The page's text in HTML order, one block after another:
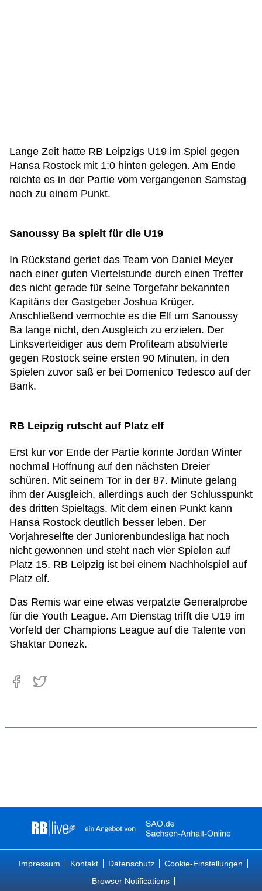
Lange Zeit hatte RB Leipzigs U19 im Spiel gegen
Hansa Rostock mit 1:0 hinten gelegen. Am Ende
reichte es in der Partie vom vergangenen Samstag
noch zu einem Punkt.
Sanoussy Ba spielt für die U19
In Rückstand geriet das Team von Daniel Meyer
nach einer guten Viertelstunde durch einen Treffer
des nicht gerade für seine Torgefahr bekannten
Kapitäns der Gastgeber Joshua Krüger.
Anschließend vermochte es die Elf um Sanoussy
Ba lange nicht, den Ausgleich zu erzielen. Der
Linksverteidiger aus dem Profiteam absolvierte
gegen Rostock seine ersten 90 Minuten, in den
Spielen zuvor saß er bei Domenico Tedesco auf der
Bank.
RB Leipzig rutscht auf Platz elf
Erst kur vor Ende der Partie konnte Jordan Winter
nochmal Hoffnung auf den nächsten Dreier
schüren. Mit seinem Tor in der 87. Minute gelang
ihm der Ausgleich, allerdings auch der Schlusspunkt
des dritten Spieltags. Mit dem einen Punkt kann
Hansa Rostock deutlich besser leben. Der
Vorjahreselfte der Juniorenbundesliga hat noch
nicht gewonnen und steht nach vier Spielen auf
Platz 15. RB Leipzig ist bei einem Nachholspiel auf
Platz elf.
Das Remis war eine etwas verpatzte Generalprobe
für die Youth League. Am Dienstag trifft die U19 im
Vorfeld der Champions League auf die Talente von
Shaktar Donezk.
Impressum Kontakt Datenschutz
Cookie-Einstellungen
Browser Notifications